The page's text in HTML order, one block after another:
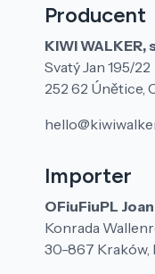
Producent
KIWI WALKER,
Svatý Jan 195/22
252 62 Únětice,
Importer
OFiuFiuPL
Konrada
30-867 Kraków,